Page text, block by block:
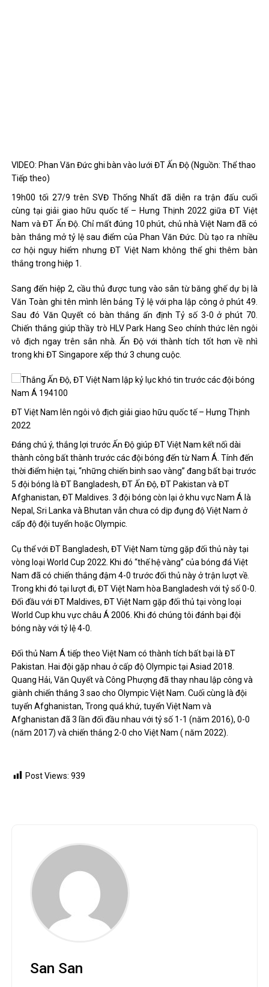
VIDEO: Phan Văn Đức ghi bàn vào lưới ĐT Ấn Độ (Nguồn: Thể thao
Tiếp theo)
19h00 tối 27/9 trên SVĐ Thống Nhất đã diễn ra trận đấu cuối
cùng tại giải giao hữu quốc tế – Hưng Thịnh 2022 giữa ĐT Việt
Nam và ĐT Ấn Độ. Chỉ mất đúng 10 phút, chủ nhà Việt Nam đã có
bàn thắng mở tỷ lệ sau điểm của Phan Văn Đức. Dù tạo ra nhiều
cơ hội nguy hiểm nhưng ĐT Việt Nam không thể ghi thêm bàn
thắng trong hiệp 1.
Sang đến hiệp 2, cầu thủ được tung vào sân từ băng ghế dự bị là
Văn Toàn ghi tên mình lên bảng Tỷ lệ với pha lập công ở phút 49.
Sau đó Văn Quyết có bàn thắng ấn định Tỷ số 3-0 ở phút 70.
Chiến thắng giúp thầy trò HLV Park Hang Seo chính thức lên ngôi
vô địch ngay trên sân nhà. Ấn Độ với thành tích tốt hơn về nhì
trong khi ĐT Singapore xếp thứ 3 chung cuộc.
ĐT Việt Nam lên ngôi vô địch giải giao hữu quốc tế – Hưng Thịnh
2022
Đáng chú ý, thắng lợi trước Ấn Độ giúp ĐT Việt Nam kết nối dài
thành công bất thành trước các đội bóng đến từ Nam Á. Tính đến
thời điểm hiện tại, “những chiến binh sao vàng” đang bất bại trước
5 đội bóng là ĐT Bangladesh, ĐT Ấn Độ, ĐT Pakistan và ĐT
Afghanistan, ĐT Maldives. 3 đội bóng còn lại ở khu vực Nam Á là
Nepal, Sri Lanka và Bhutan vẫn chưa có dịp đụng độ Việt Nam ở
cấp độ đội tuyển hoặc Olympic.
Cụ thể với ĐT Bangladesh, ĐT Việt Nam từng gặp đối thủ này tại
vòng loại World Cup 2022. Khi đó “thế hệ vàng” của bóng đá Việt
Nam đã có chiến thắng đậm 4-0 trước đối thủ này ở trận lượt về.
Trong khi đó tại lượt đi, ĐT Việt Nam hòa Bangladesh với tỷ số 0-0.
Đối đầu với ĐT Maldives, ĐT Việt Nam gặp đối thủ tại vòng loại
World Cup khu vực châu Á 2006. Khi đó chúng tôi đánh bại đội
bóng này với tỷ lệ 4-0.
Đối thủ Nam Á tiếp theo Việt Nam có thành tích bất bại là ĐT
Pakistan. Hai đội gặp nhau ở cấp độ Olympic tại Asiad 2018.
Quang Hải, Văn Quyết và Công Phượng đã thay nhau lập công và
giành chiến thắng 3 sao cho Olympic Việt Nam. Cuối cùng là đội
tuyển Afghanistan, Trong quá khứ, tuyển Việt Nam và
Afghanistan đã 3 lần đối đầu nhau với tỷ số 1-1 (năm 2016), 0-0
(năm 2017) và chiến thắng 2-0 cho Việt Nam ( năm 2022).
Post Views: 939
San San